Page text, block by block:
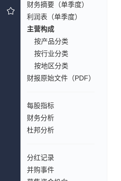
财务摘要（单季度）
利润表（单季度）
主营构成
按产品分类
按行业分类
按地区分类
财报原始文件（PDF）
每股指标
财务分析
杜邦分析
分红记录
并购事件